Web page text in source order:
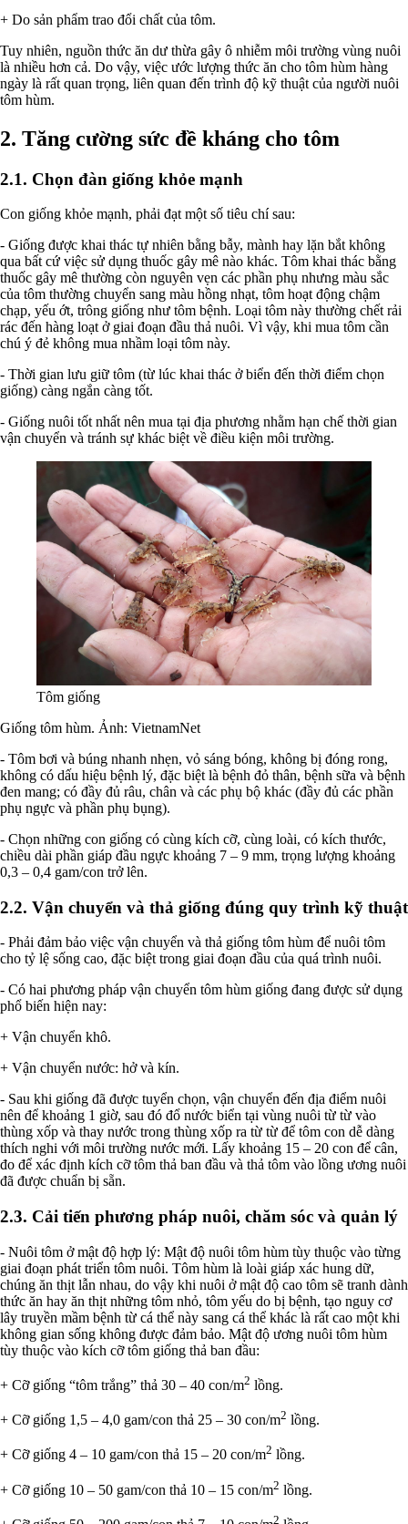
+ Do sản phẩm trao đổi chất của tôm.
Tuy nhiên, nguồn thức ăn dư thừa gây ô nhiễm môi trường vùng nuôi
là nhiều hơn cả. Do vậy, việc ước lượng thức ăn cho tôm hùm hàng
ngày là rất quan trọng, liên quan đến trình độ kỹ thuật của người nuôi
tôm hùm.
2. Tăng cường sức đề kháng cho tôm
2.1. Chọn đàn giống khỏe mạnh
Con giống khỏe mạnh, phải đạt một số tiêu chí sau:
- Giống được khai thác tự nhiên bằng bẫy, mành hay lặn bắt không
qua bất cứ việc sử dụng thuốc gây mê nào khác. Tôm khai thác bằng
thuốc gây mê thường còn nguyên vẹn các phần phụ nhưng màu sắc
của tôm thường chuyển sang màu hồng nhạt, tôm hoạt động chậm
chạp, yếu ớt, trông giống như tôm bệnh. Loại tôm này thường chết rải
rác đến hàng loạt ở giai đoạn đầu thả nuôi. Vì vậy, khi mua tôm cần
chú ý đẻ không mua nhầm loại tôm này.
- Thời gian lưu giữ tôm (từ lúc khai thác ở biển đến thời điểm chọn
giống) càng ngắn càng tốt.
- Giống nuôi tốt nhất nên mua tại địa phương nhằm hạn chế thời gian
vận chuyển và tránh sự khác biệt về điều kiện môi trường.
Tôm giống
Giống tôm hùm. Ảnh: VietnamNet
- Tôm bơi và búng nhanh nhẹn, vỏ sáng bóng, không bị đóng rong,
không có dấu hiệu bệnh lý, đặc biệt là bệnh đỏ thân, bệnh sữa và bệnh
đen mang; có đầy đủ râu, chân và các phụ bộ khác (đầy đủ các phần
phụ ngực và phần phụ bụng).
- Chọn những con giống có cùng kích cỡ, cùng loài, có kích thước,
chiều dài phần giáp đầu ngực khoảng 7 – 9 mm, trọng lượng khoảng
0,3 – 0,4 gam/con trở lên.
2.2. Vận chuyển và thả giống đúng quy trình kỹ thuật
- Phải đảm bảo việc vận chuyển và thả giống tôm hùm để nuôi tôm
cho tỷ lệ sống cao, đặc biệt trong giai đoạn đầu của quá trình nuôi.
- Có hai phương pháp vận chuyển tôm hùm giống đang được sử dụng
phổ biến hiện nay:
+ Vận chuyển khô.
+ Vận chuyển nước: hở và kín.
- Sau khi giống đã được tuyển chọn, vận chuyển đến địa điểm nuôi
nên để khoảng 1 giờ, sau đó đổ nước biển tại vùng nuôi từ từ vào
thùng xốp và thay nước trong thùng xốp ra từ từ để tôm con dễ dàng
thích nghi với môi trường nước mới. Lấy khoảng 15 – 20 con để cân,
đo để xác định kích cỡ tôm thả ban đầu và thả tôm vào lồng ương nuôi
đã được chuẩn bị sẵn.
2.3. Cải tiến phương pháp nuôi, chăm sóc và quản lý
- Nuôi tôm ở mật độ hợp lý: Mật độ nuôi tôm hùm tùy thuộc vào từng
giai đoạn phát triển tôm nuôi. Tôm hùm là loài giáp xác hung dữ,
chúng ăn thịt lẫn nhau, do vậy khi nuôi ở mật độ cao tôm sẽ tranh dành
thức ăn hay ăn thịt những tôm nhỏ, tôm yếu do bị bệnh, tạo nguy cơ
lây truyền mầm bệnh từ cá thể này sang cá thể khác là rất cao một khi
không gian sống không được đảm bảo. Mật độ ương nuôi tôm hùm
tùy thuộc vào kích cỡ tôm giống thả ban đầu:
+ Cỡ giống “tôm trắng” thả 30 – 40 con/m2 lồng.
+ Cỡ giống 1,5 – 4,0 gam/con thả 25 – 30 con/m2 lồng.
+ Cỡ giống 4 – 10 gam/con thả 15 – 20 con/m2 lồng.
+ Cỡ giống 10 – 50 gam/con thả 10 – 15 con/m2 lồng.
2